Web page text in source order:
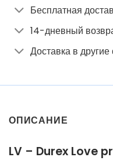
Бесплатная
14-дневный
Доставка в
ОПИСАНИЕ
LV – Durex Love